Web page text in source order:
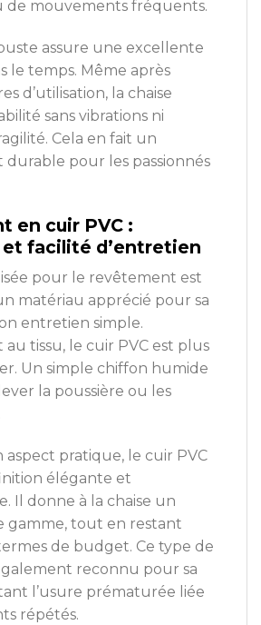
de mouvements fréquents.
assure une excellente
le temps. Même après
d’utilisation, la chaise
sans vibrations ni
Cela en fait un
durable pour les passionnés
en cuir PVC :
facilité d’entretien
pour le revêtement est
matériau apprécié pour sa
entretien simple.
tissu, le cuir PVC est plus
Un simple chiffon humide
la poussière ou les
aspect pratique, le cuir PVC
élégante et
Il donne à la chaise un
gamme, tout en restant
de budget. Ce type de
reconnu pour sa
l’usure prématurée liée
répétés.